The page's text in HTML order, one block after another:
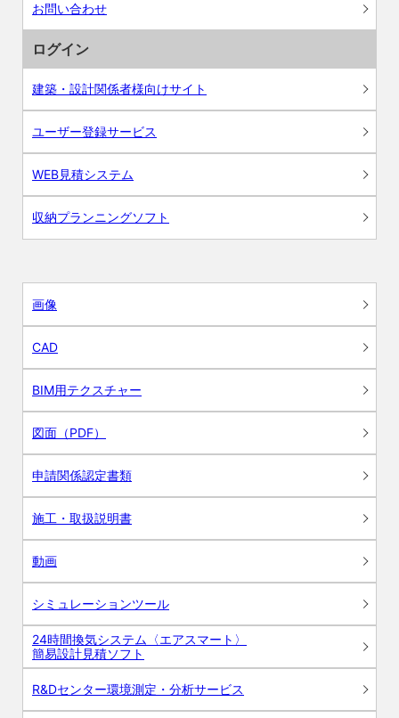
お問い合わせ
ログイン
建築・設計関係者様向けサイト
ユーザー登録サービス
WEB見積システム
収納プランニングソフト
画像
CAD
BIM用テクスチャー
図面（PDF）
申請関係認定書類
施工・取扱説明書
動画
シミュレーションツール
24時間換気システム〈エアスマート〉
簡易設計見積ソフト
R&Dセンター環境測定・分析サービス